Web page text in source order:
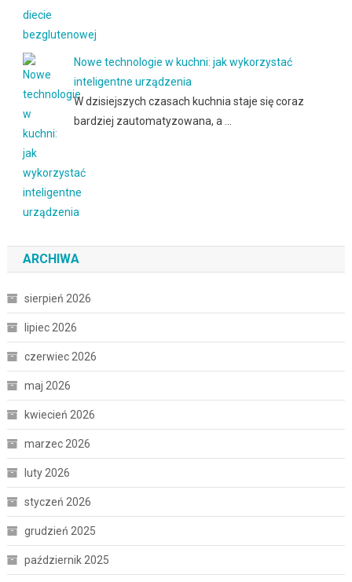
Nowe technologie w kuchni: jak wykorzystać
inteligentne urządzenia
W dzisiejszych czasach kuchnia staje się coraz
bardziej zautomatyzowana, a …
ARCHIWA
sierpień 2026
lipiec 2026
czerwiec 2026
maj 2026
kwiecień 2026
marzec 2026
luty 2026
styczeń 2026
grudzień 2025
październik 2025